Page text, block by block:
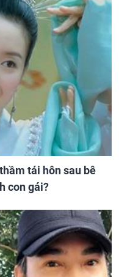
tái hôn sau bê
con gái?